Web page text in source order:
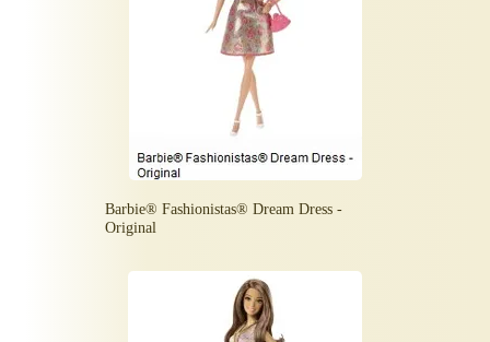
Barbie® Fashionistas® Dream Dress -
Original